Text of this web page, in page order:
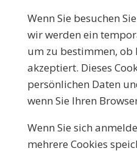
Wenn Sie besuchen
wir werden ein
um zu bestimmen, ob
akzeptiert. Dieses
persönlichen Daten
wenn Sie Ihren
Wenn Sie sich
mehrere Cookies